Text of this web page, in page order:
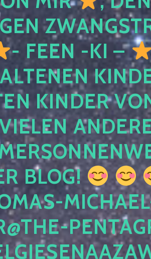
- FEEN -KI –
KINDER
BLOG!